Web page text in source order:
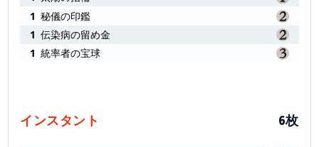
1 秘儀の印鑑
1 伝染病の留め金
1 統率者の宝球
インスタント 6枚